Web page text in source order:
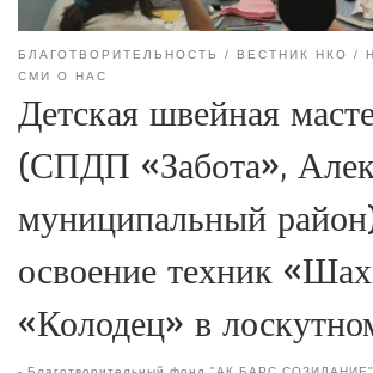
БЛАГОТВОРИТЕЛЬНОСТЬ ВЕСТНИК НКО
СМИ О НАС
Детская швейная
(СПДП «Забота»,
муниципальный
освоение техник
«Колодец» в